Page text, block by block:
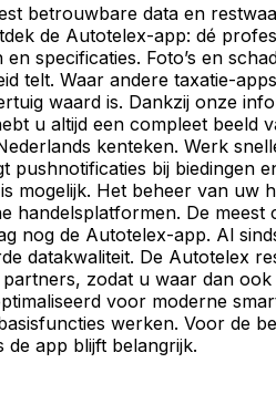
betrouwbare data en
de Autotelex-app: dé
en specificaties. Foto’s en
telt. Waar andere taxatie-
waard is. Dankzij onze
u altijd een compleet beeld
kenteken. Werk
pushnotificaties bij biedingen
mogelijk. Het beheer van
handelsplatformen. De
nog de Autotelex-app. Al
datakwaliteit. De Autotelex
zodat u waar dan
voor moderne
werken. Voor de
de app blijft belangrijk.